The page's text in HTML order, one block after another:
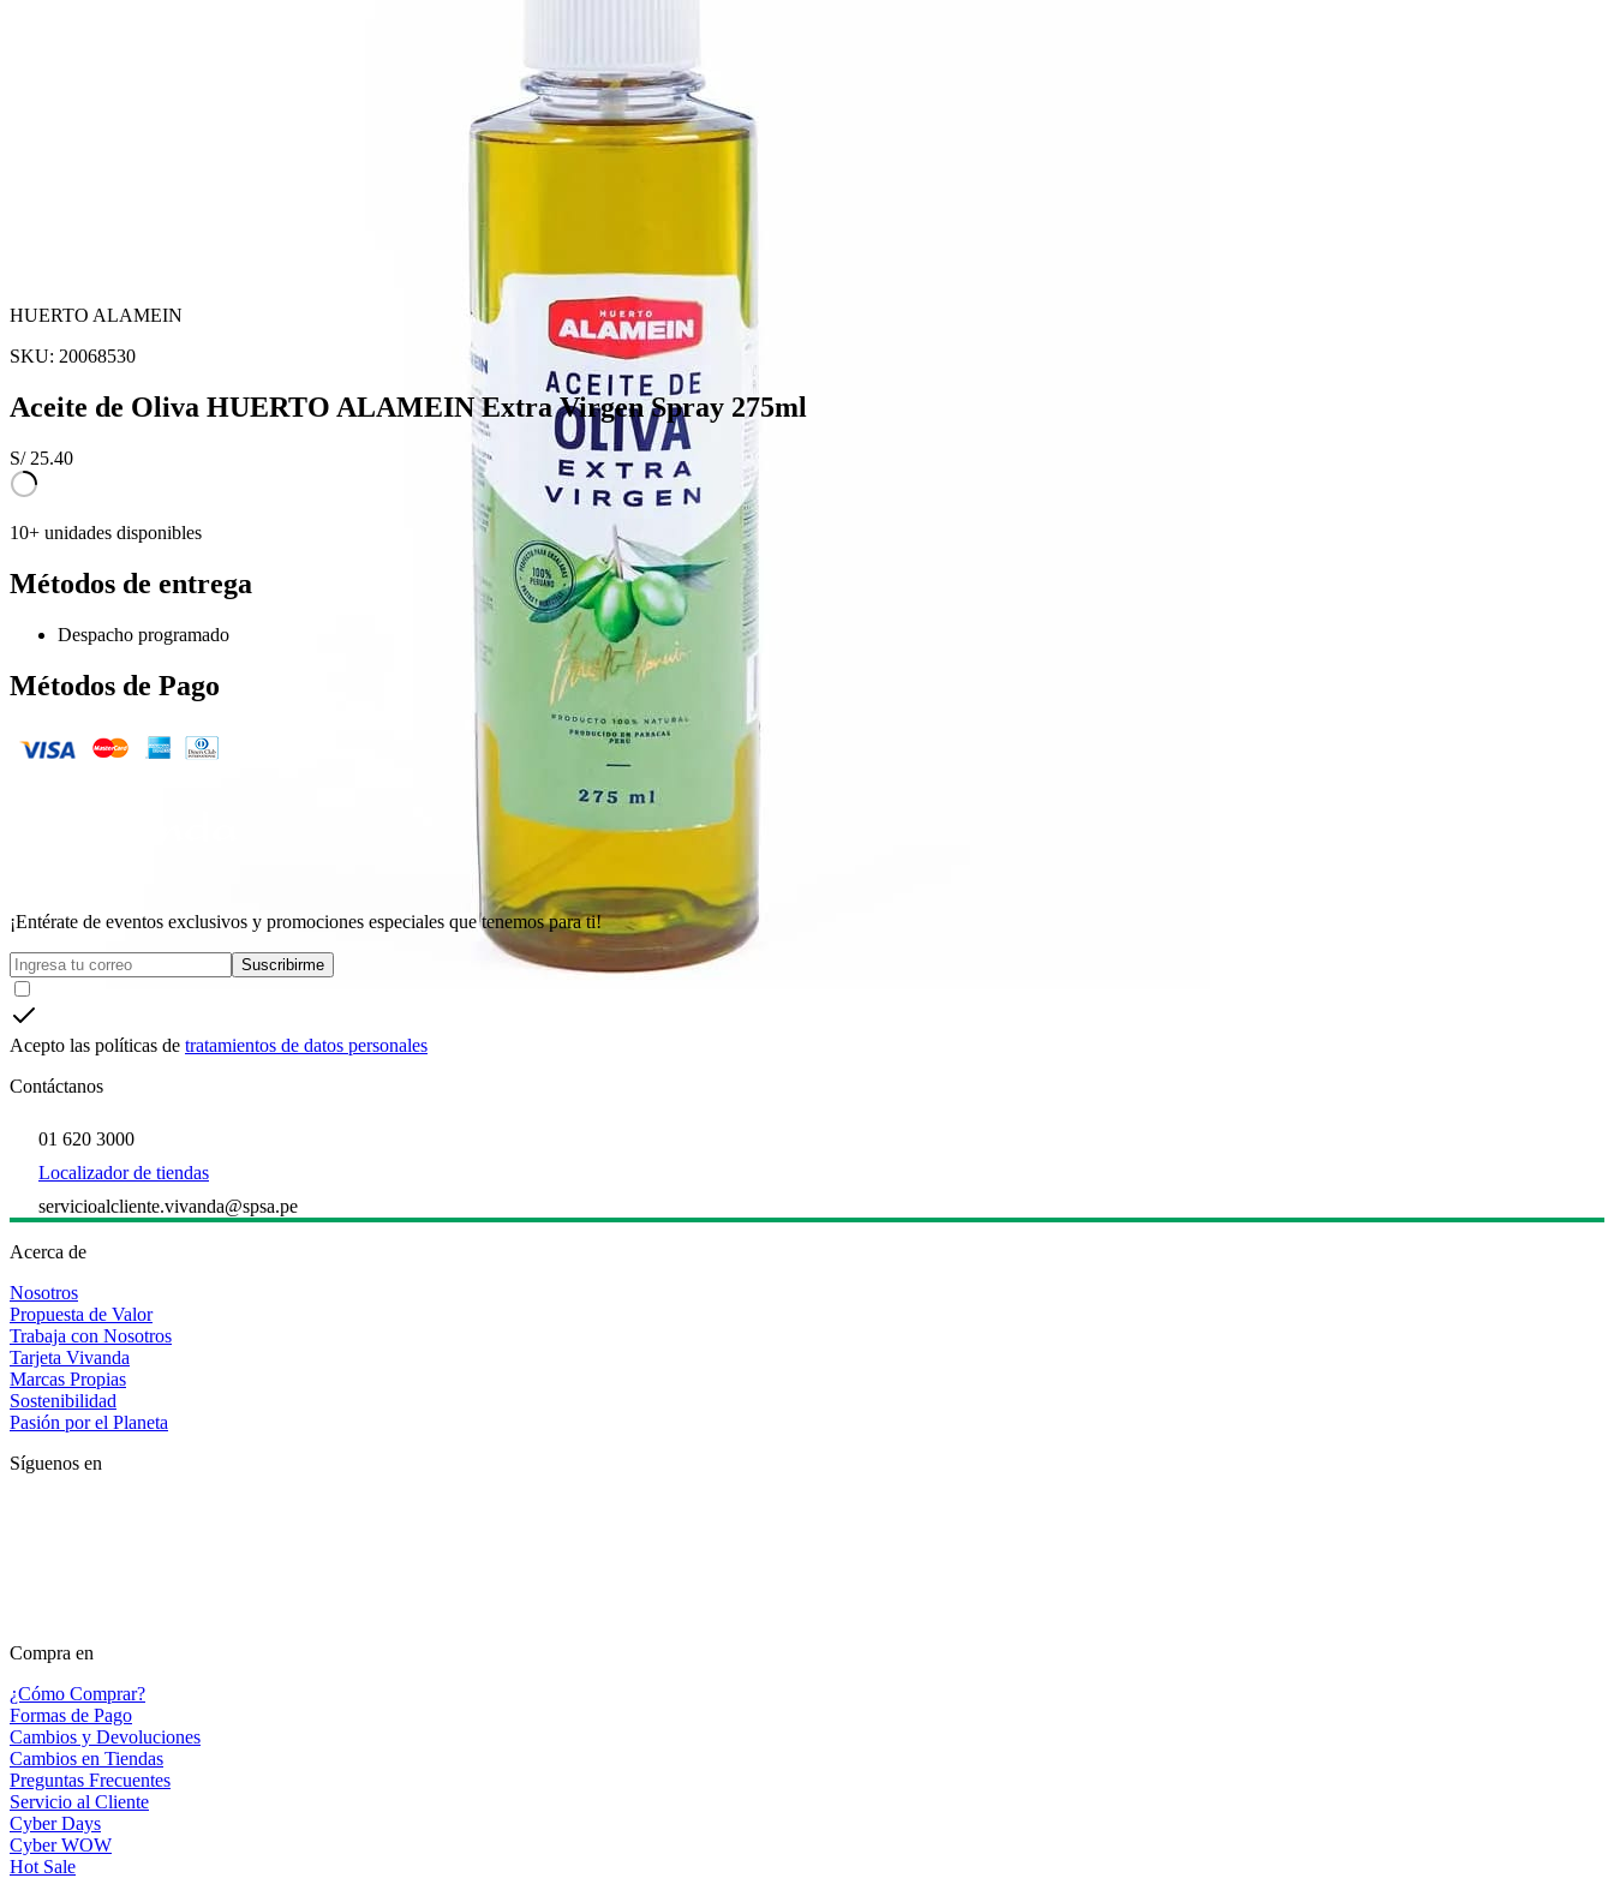
HUERTO ALAMEIN
SKU: 20068530
Aceite de Oliva HUERTO ALAMEIN Extra Virgen Spray 275ml
S/ 25.40
10+ unidades disponibles
Métodos de entrega
Despacho programado
Métodos de Pago
¡Entérate de eventos exclusivos y promociones especiales que tenemos para ti!
Suscribirme
Acepto las políticas de tratamientos de datos personales
Contáctanos
01 620 3000
Localizador de tiendas
servicioalcliente.vivanda@spsa.pe
Acerca de
Nosotros
Propuesta de Valor
Trabaja con Nosotros
Tarjeta Vivanda
Marcas Propias
Sostenibilidad
Pasión por el Planeta
Síguenos en
Compra en
¿Cómo Comprar?
Formas de Pago
Cambios y Devoluciones
Cambios en Tiendas
Preguntas Frecuentes
Servicio al Cliente
Cyber Days
Cyber WOW
Hot Sale